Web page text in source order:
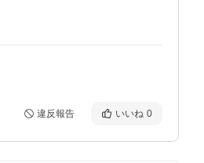
違反報告 いいね 0